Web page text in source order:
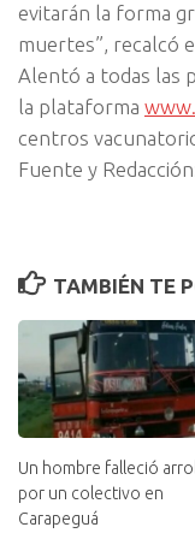
evitarán la forma
muertes”, recalcó
Alentó a todas las
la plataforma
centros
Fuente y
TAMBIÉN TE
Un hombre falleció
por un colectivo en
Carapeguá